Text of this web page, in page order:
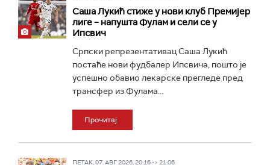
Саша Лукић стиже у нови клуб Премијер
лиге – напушта Фулам и сели се у
Ипсвич
Српски репрезентативац Саша Лукић
постаће нови фудбалер Ипсвича, пошто је
успешно обавио лекарске прегледе пред
трансфер из Фулама...
Прочитај
ПЕТАК, 07. АВГ 2026, 20:16 -> 21:06